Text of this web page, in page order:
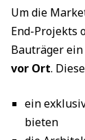
Um die
End-Projekts
Bauträger ein
vor Ort.
ein
bieten